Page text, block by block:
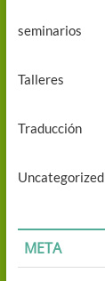
seminarios
Talleres
Traducción
Uncategorized
META